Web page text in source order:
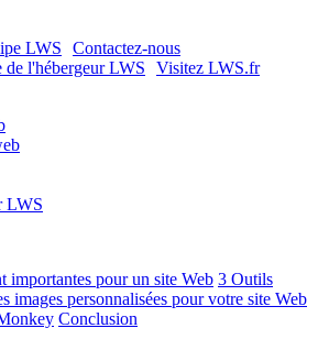
Contactez-nous
Visitez LWS.fr
LWS
importantes pour un site Web 3 Outils
images personnalisées pour votre site Web
Conclusion